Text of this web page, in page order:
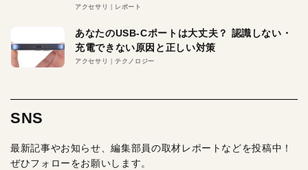
アクセサリ レポート
あなたのUSB-Cポートは大丈夫？ 認識しない・
充電できない原因と正しい対策
アクセサリ テクノロジー
SNS
最新記事やお知らせ、編集部員の取材レポートなどを投稿中！
ぜひフォローをお願いします。